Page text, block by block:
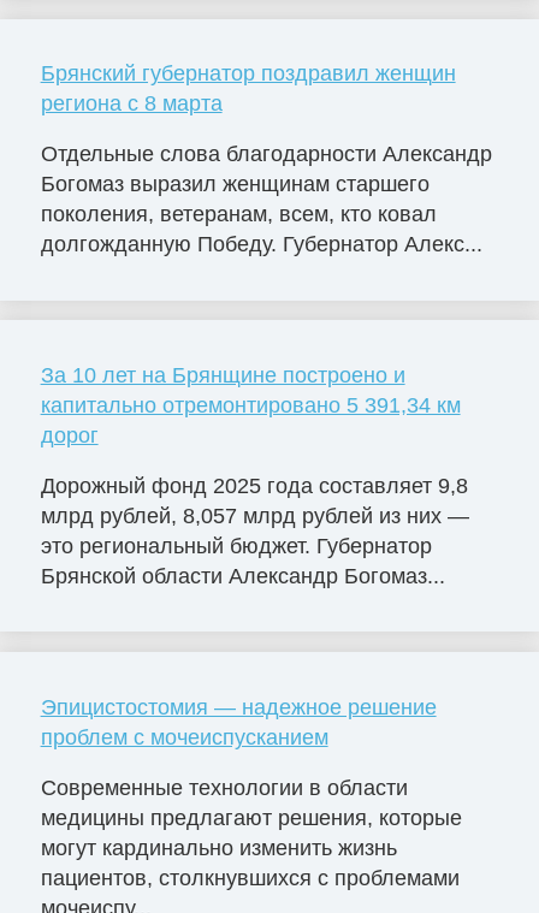
Брянский губернатор поздравил женщин
региона с 8 марта
Отдельные слова благодарности Александр
Богомаз выразил женщинам старшего
поколения, ветеранам, всем, кто ковал
долгожданную Победу. Губернатор Алекс...
За 10 лет на Брянщине построено и
капитально отремонтировано 5 391,34 км
дорог
Дорожный фонд 2025 года составляет 9,8
млрд рублей, 8,057 млрд рублей из них —
это региональный бюджет. Губернатор
Брянской области Александр Богомаз...
Эпицистостомия — надежное решение
проблем с мочеиспусканием
Современные технологии в области
медицины предлагают решения, которые
могут кардинально изменить жизнь
пациентов, столкнувшихся с проблемами
мочеиспу...